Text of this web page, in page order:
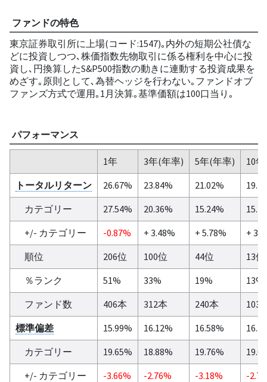
ファンドの特色
東京証券取引所に上場(コード:1547)｡内外の短期公社債な
どに投資しつつ､株価指数先物取引に係る権利を中心に投
資し､円換算したS&P500指数の動きに連動する投資成果を
めざす｡原則として､為替ヘッジを行わない｡ファンドオブ
ファンズ方式で運用｡1月決算｡基準価額は100口当り｡
パフォーマンス
1年 3年(年率) 5年(年率)
10
トータルリターン
26.67% 23.84% 21.02%
カテゴリー
27.54% 20.36% 15.24%
+/- カテゴリー
-0.87% + 3.48% + 5.78%
+
順位
206位 100位 44位
13位
％ランク
51% 33% 19%
13%
ファンド数
406本 312本 240本
103
標準偏差
15.99% 16.12% 16.58%
カテゴリー
19.65% 18.88% 19.76%
+/- カテゴリー
-3.66% -2.76% -3.18%
-